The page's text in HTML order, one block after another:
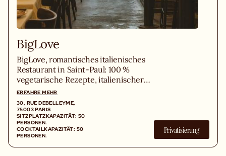
BigLove
BigLove, romantisches italienisches
Restaurant in Saint-Paul: 100 %
vegetarische Rezepte, italienischer
Brunch, hausgemachte Cocktails und
eine gemütliche Atmosphäre im Herzen
des Marais.
ERFAHRE MEHR
30, RUE DEBELLEYME,
75003 PARIS
SITZPLATZKAPAZITÄT: 50
PERSONEN.
COCKTAILKAPAZITÄT: 50
PERSONEN.
Privatisierung